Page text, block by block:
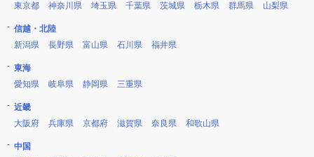
東京都
神奈川県 埼玉県 千葉県 茨城県 栃木県 群馬県 山梨県
信越・北陸
新潟県
長野県 富山県 石川県 福井県
東海
愛知県
岐阜県 静岡県 三重県
近畿
大阪府
兵庫県 京都府 滋賀県 奈良県 和歌山県
中国